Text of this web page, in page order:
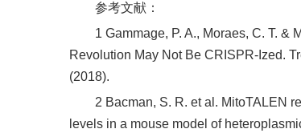
参考文献：
1 Gammage, P. A., Moraes, C. T. &
Revolution May Not Be CRISPR-Ized.
(2018).
2 Bacman, S. R. et al. MitoTALEN
levels in a mouse model of